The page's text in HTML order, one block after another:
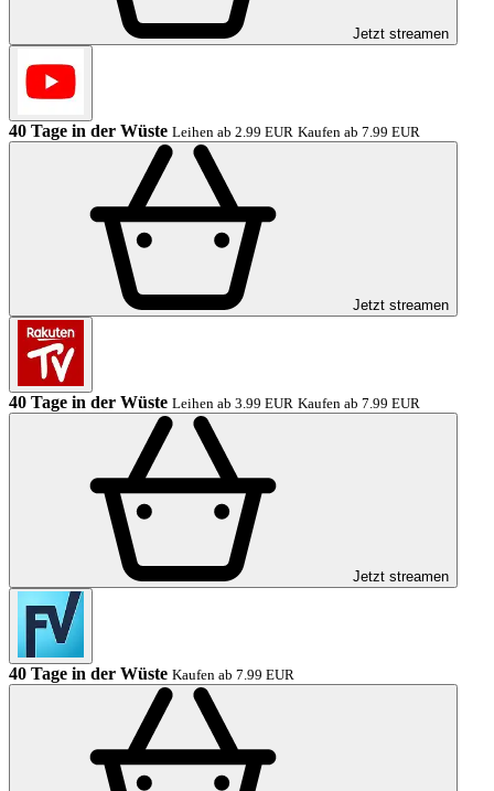
Jetzt streamen
40 Tage in der Wüste Leihen ab 2.99 EUR Kaufen ab 7.99 EUR
Jetzt streamen
40 Tage in der Wüste Leihen ab 3.99 EUR Kaufen ab 7.99 EUR
Jetzt streamen
40 Tage in der Wüste Kaufen ab 7.99 EUR